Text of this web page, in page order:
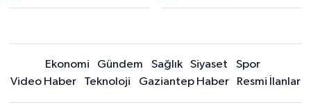
Ekonomi Gündem Sağlık Siyaset
Spor
Video Haber
Teknoloji Gaziantep Haber Resmi İlanlar